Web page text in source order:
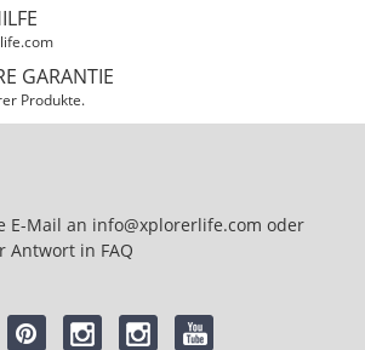
GARANTIE
Produkte.
E-Mail an info@xplorerlife.com oder
Antwort in FAQ